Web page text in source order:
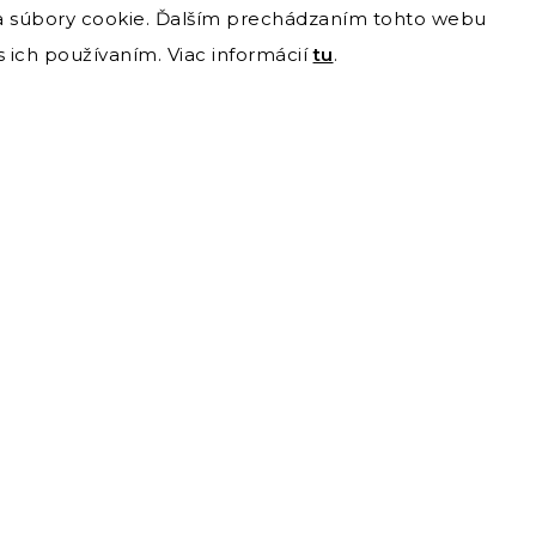
súbory cookie. Ďalším prechádzaním tohto webu
ich používaním. Viac informáciítu.